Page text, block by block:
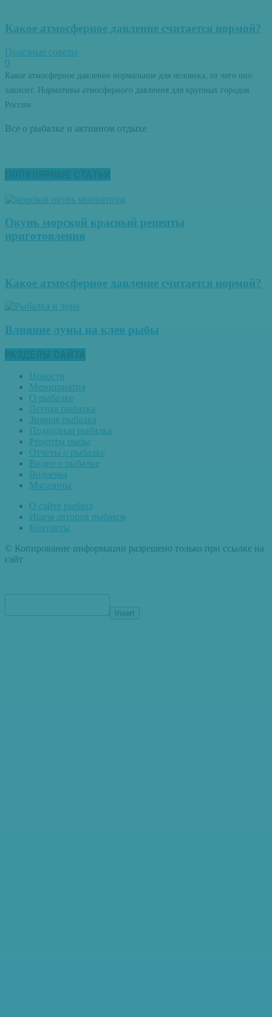
Какое атмосферное давление считается нормой?
Полезные советы
0
Какое атмосферное давление нормальное для человека, от чего оно
зависит. Нормативы атмосферного давления для крупных городов
России.
Все о рыбалке и активном отдыхе
ПОПУЛЯРНЫЕ СТАТЬИ
Окунь морской красный рецепты
приготовления
Какое атмосферное давление считается нормой?
Влияние луны на клев рыбы
РАЗДЕЛЫ САЙТА
Новости
Мероприятия
О рыбалке
Летняя рыбалка
Зимняя рыбалка
Подводная рыбалка
Рецепты рыбы
Отчеты о рыбалке
Видео о рыбалке
Водоемы
Магазины
О сайте рыбхоз
Ищем авторов рыбаков
Контакты
© Копирование информации разрешено только при ссылке на
сайт
Insert